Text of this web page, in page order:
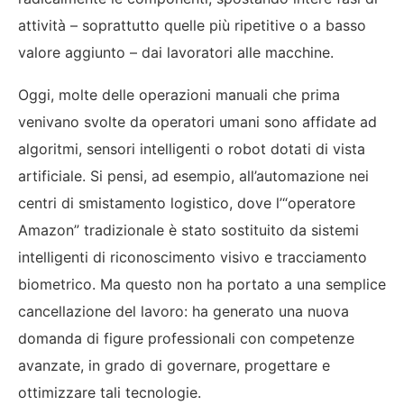
attività – soprattutto quelle più ripetitive o a basso
valore aggiunto – dai lavoratori alle macchine.
Oggi, molte delle operazioni manuali che prima
venivano svolte da operatori umani sono affidate ad
algoritmi, sensori intelligenti o robot dotati di vista
artificiale. Si pensi, ad esempio, all’automazione nei
centri di smistamento logistico, dove l’“operatore
Amazon” tradizionale è stato sostituito da sistemi
intelligenti di riconoscimento visivo e tracciamento
biometrico. Ma questo non ha portato a una semplice
cancellazione del lavoro: ha generato una nuova
domanda di figure professionali con competenze
avanzate, in grado di governare, progettare e
ottimizzare tali tecnologie.